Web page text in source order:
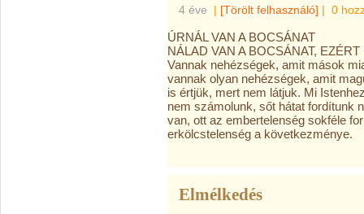
4 éve | [Törölt felhasználó] | 0
ÚRNÁL VAN A BOCSÁNAT
NÁLAD VAN A BOCSÁNAT,
Vannak nehézségek, amit mások
vannak olyan nehézségek, amit
is értjük, mert nem látjuk. Mi
nem számolunk, sőt hátat fordítunk
van, ott az embertelenség sokféle
erkölcstelenség a következménye.
Elmélkedés